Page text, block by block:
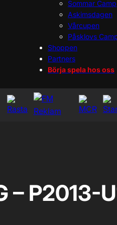
Sommar Camp
Askimsdagen
Vårcupen
Påsklovs
Shoppen
Partners
Börja spela hos oss
– P2013-